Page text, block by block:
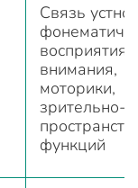
Связь
восприятия,
внимания,
моторики,
зрительно-
функций